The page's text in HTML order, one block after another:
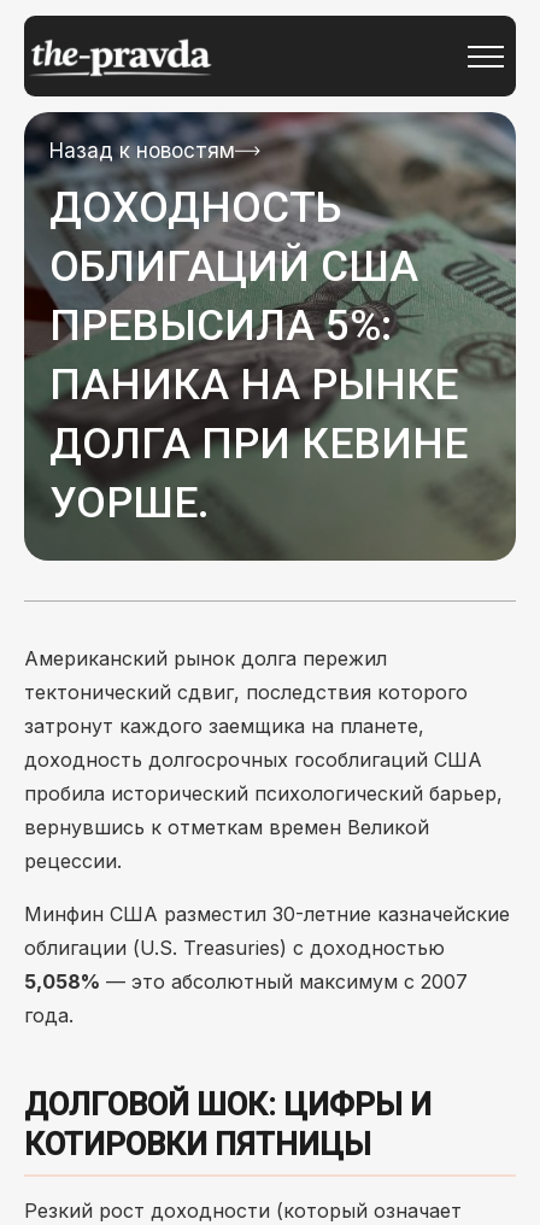
Назад к новостям
ДОХОДНОСТЬ
ОБЛИГАЦИЙ США
ПРЕВЫСИЛА 5%:
ПАНИКА НА РЫНКЕ
ДОЛГА ПРИ КЕВИНЕ
УОРШЕ.
Американский рынок долга пережил
тектонический сдвиг, последствия которого
затронут каждого заемщика на планете,
доходность долгосрочных гособлигаций США
пробила исторический психологический барьер,
вернувшись к отметкам времен Великой
рецессии.
Минфин США разместил 30-летние казначейские
облигации (U.S. Treasuries) с доходностью
5,058% — это абсолютный максимум с 2007
года.
ДОЛГОВОЙ ШОК: ЦИФРЫ И
КОТИРОВКИ ПЯТНИЦЫ
Резкий рост доходности (который означает